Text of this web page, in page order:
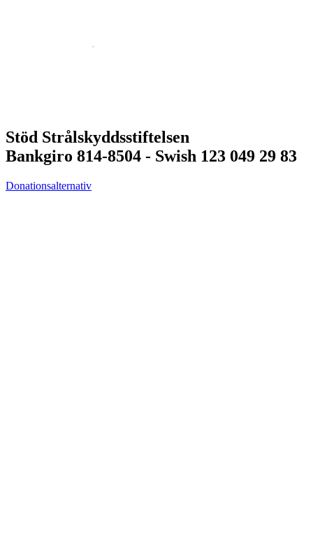
Stöd Strålskyddsstiftelsen
Bankgiro 814-8504 - Swish 123 049 29 83
Donationsalternativ